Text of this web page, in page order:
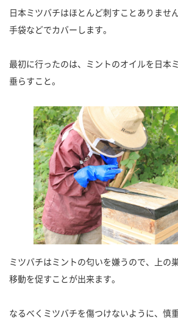
日本ミツバチはほとんど刺すことありませ
手袋などでカバーします。
最初に行ったのは、ミントのオイルを日本
垂らすこと。
ミツバチはミントの匂いを嫌うので、上の
移動を促すことが出来ます。
なるべくミツバチを傷つけないように、慎